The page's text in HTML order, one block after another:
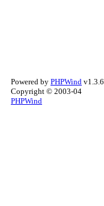
Powered by PHPWind v1.3.6
Copyright © 2003-04
PHPWind